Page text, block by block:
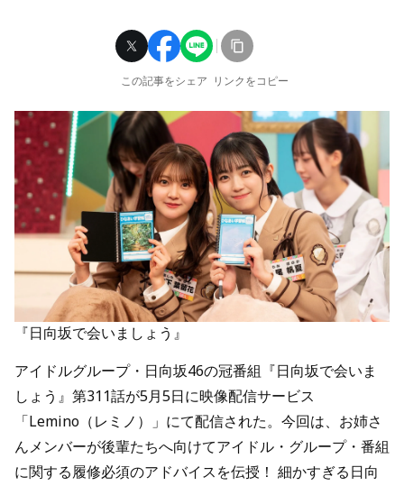
この記事をシェア リンクをコピー
『日向坂で会いましょう』
アイドルグループ・日向坂46の冠番組『日向坂で会いま
しょう』第311話が5月5日に映像配信サービス
「Lemino（レミノ）」にて配信された。今回は、お姉さ
んメンバーが後輩たちへ向けてアイドル・グループ・番組
に関する履修必須のアドバイスを伝授！ 細かすぎる日向